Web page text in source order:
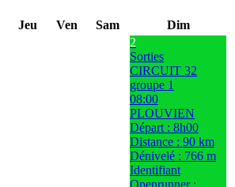
Jeu Ven Sam Dim
2
Sorties
CIRCUIT 32
groupe 1
08:00
PLOUVIEN
Départ : 8h00
Distance : 90 km
Dénivelé : 766 m
Identifiant
Openrunner :